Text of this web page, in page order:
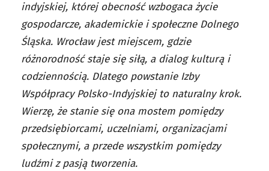
indyjskiej, której obecność wzbogaca życie
gospodarcze, akademickie i społeczne Dolnego
Śląska. Wrocław jest miejscem, gdzie
różnorodność staje się siłą, a dialog kulturą i
codziennością. Dlatego powstanie Izby
Współpracy Polsko-Indyjskiej to naturalny krok.
Wierzę, że stanie się ona mostem pomiędzy
przedsiębiorcami, uczelniami, organizacjami
społecznymi, a przede wszystkim pomiędzy
ludźmi z pasją tworzenia.